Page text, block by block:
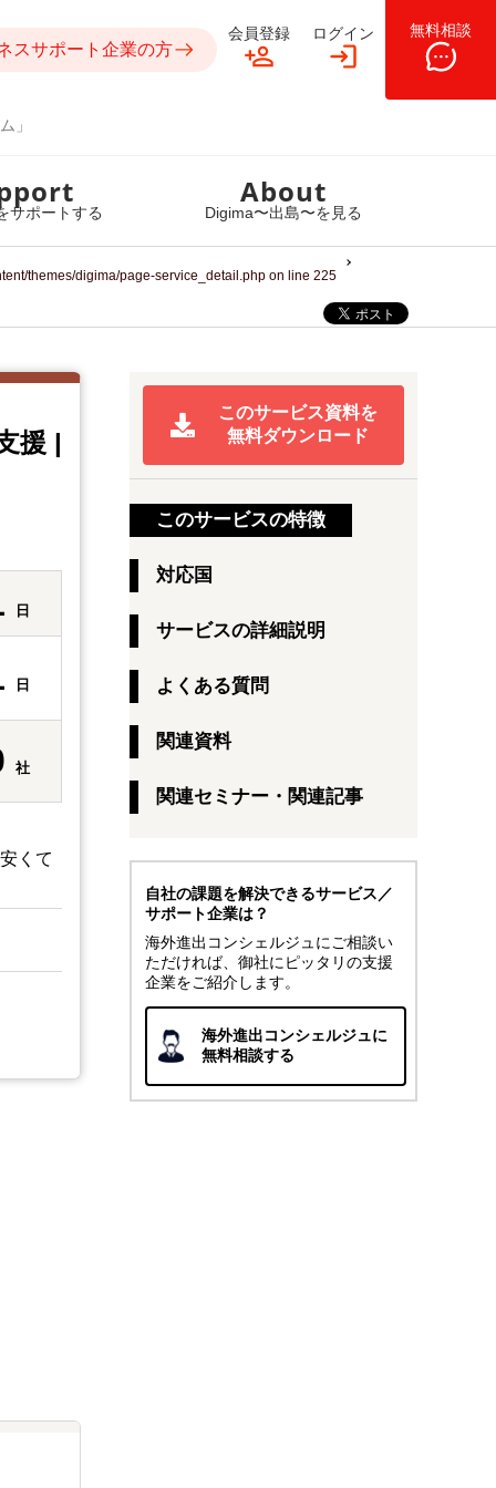
」
スサポート企業の方
会員登録 ログイン 無料相談
サポートする
About
Digima〜出島〜を見る
themes/digima/page-service_detail.php on line 225
援 |
日
日
社
くて
このサービス資料を
無料ダウンロード
このサービスの特徴
対応国
サービスの詳細説明
よくある質問
関連資料
関連セミナー・関連記事
自社の課題を解決できるサービス／
サポート企業は？
海外進出コンシェルジュにご相談い
ただければ、御社にピッタリの支援
企業をご紹介します。
海外進出コンシェルジュに
無料相談する